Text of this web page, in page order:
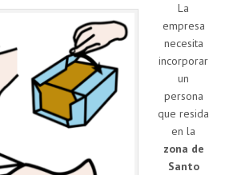
La
empresa
necesita
incorporar
un
persona
que resida
en la
zona de
Santo